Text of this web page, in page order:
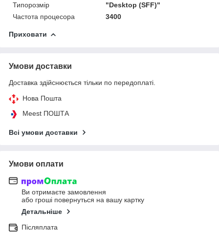
Типорозмір
"Desktop (SFF)"
Частота процесора
3400
Приховати
Умови доставки
Доставка здійснюється тільки по передоплаті.
Нова Пошта
Meest ПОШТА
Всі умови доставки
Умови оплати
Ви отримаєте замовлення
або гроші повернуться на вашу картку
Детальніше
Післяплата